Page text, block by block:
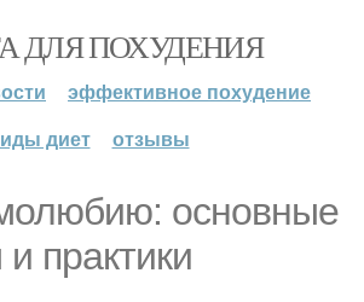
ДЛЯ ПОХУДЕНИЯ
эффективное похудение
диет
отзывы
основные
практики